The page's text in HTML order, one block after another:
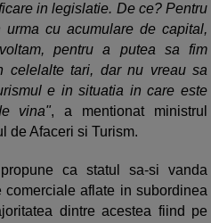
in legislatie. De ce? Pentru
cu acumulare de capital,
pentru a putea sa fim
celelalte tari, dar nu vreau sa
e in situatia in care este
vina", a mentionat ministrul
de Afaceri si Turism.
ca statul sa-si vanda
aflate in subordinea
dintre acestea fiind pe